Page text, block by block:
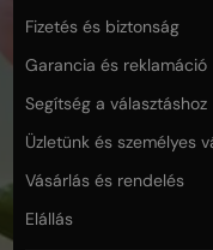
Fizetés és biztonság
Garancia és reklamáció
Segítség a választáshoz
Üzletünk és személyes
Vásárlás és rendelés
Elállás